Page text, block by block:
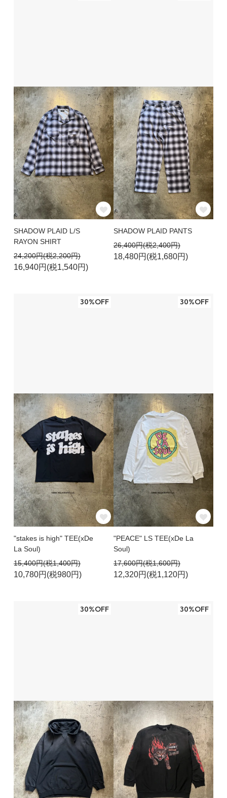
SHADOW PLAID L/S
RAYON SHIRT
24,200円(税2,200円)
16,940円(税1,540円)
SHADOW PLAID PANTS
26,400円(税2,400円)
18,480円(税1,680円)
30%OFF
"stakes is high" TEE(xDe
La Soul)
15,400円(税1,400円)
10,780円(税980円)
30%OFF
"PEACE" LS TEE(xDe La
Soul)
17,600円(税1,600円)
12,320円(税1,120円)
30%OFF 30%OFF